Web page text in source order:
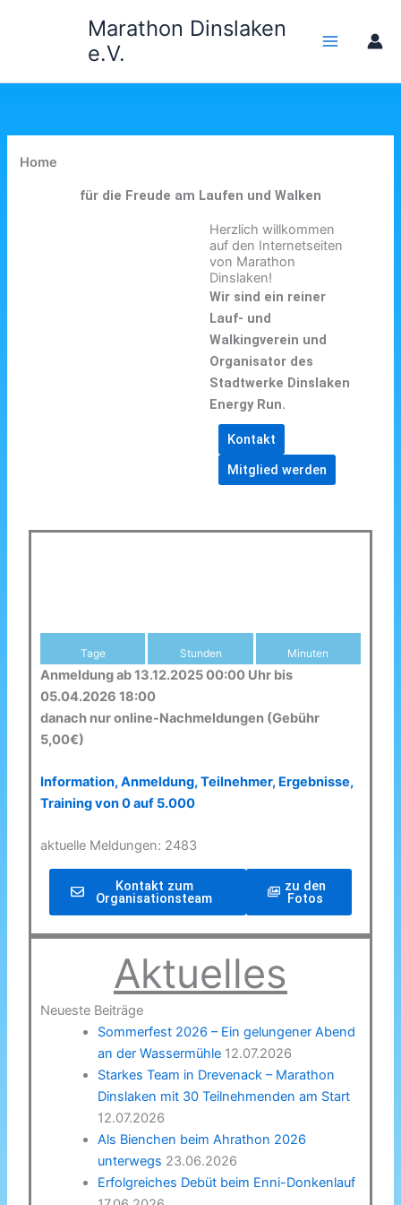
Marathon Dinslaken
e.V.
Home
für die Freude am Laufen und Walken
Herzlich willkommen
auf den Internetseiten
von Marathon
Dinslaken!
Wir sind ein reiner
Lauf- und
Walkingverein und
Organisator des
Stadtwerke Dinslaken
Energy Run.
Kontakt
Mitglied werden
Tage Stunden Minuten
Anmeldung ab 13.12.2025 00:00 Uhr bis
05.04.2026 18:00
danach nur online-Nachmeldungen (Gebühr
5,00€)
Information, Anmeldung, Teilnehmer, Ergebnisse,
Training von 0 auf 5.000
aktuelle Meldungen: 2483
Kontakt zum
Organisationsteam
zu den
Fotos
Aktuelles
Neueste Beiträge
Sommerfest 2026 – Ein gelungener Abend
an der Wassermühle 12.07.2026
Starkes Team in Drevenack – Marathon
Dinslaken mit 30 Teilnehmenden am Start
12.07.2026
Als Bienchen beim Ahrathon 2026
unterwegs 23.06.2026
Erfolgreiches Debüt beim Enni-Donkenlauf